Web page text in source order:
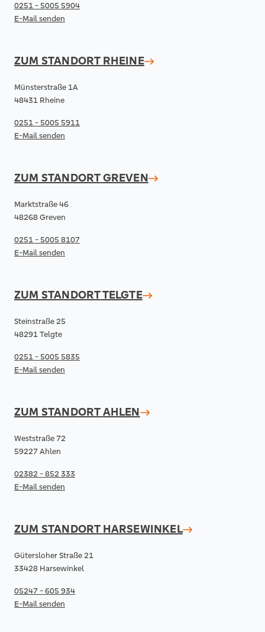
0251 - 5005 5904
E-Mail senden
ZUM STANDORT RHEINE
Münsterstraße 1A
48431 Rheine
0251 - 5005 5911
E-Mail senden
ZUM STANDORTGREVEN
Marktstraße 46
48268 Greven
0251 - 5005 8107
E-Mail senden
ZUM STANDORTTELGTE
Steinstraße 25
48291 Telgte
0251 - 5005 5835
E-Mail senden
ZUM STANDORTAHLEN
Weststraße 72
59227 Ahlen
02382 - 852 333
E-Mail senden
ZUM STANDORT HARSEWINKEL
Gütersloher Straße 21
33428 Harsewinkel
05247 - 605 934
E-Mail senden